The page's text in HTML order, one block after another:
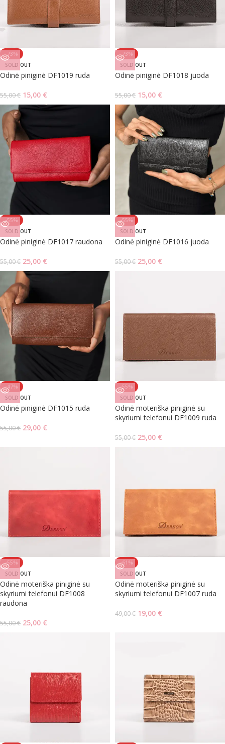
-73%
SOLD OUT
Odinė piniginė DF1019 ruda
55,00€ 15,00 €
-73%
SOLD OUT
Odinė piniginė DF1018 juoda
55,00€ 15,00 €
-55%
SOLD OUT
Odinė piniginė DF1017 raudona
55,00€ 25,00 €
-55%
SOLD OUT
Odinė piniginė DF1016 juoda
55,00€ 25,00 €
-47%
SOLD OUT
Odinė piniginė DF1015 ruda
55,00€ 29,00 €
-55%
SOLD OUT
Odinė moteriška piniginė su
skyriumi telefonui DF1009 ruda
55,00€ 25,00 €
-55%
SOLD OUT
Odinė moteriška piniginė su
skyriumi telefonui DF1008
raudona
55,00€ 25,00 €
-61%
SOLD OUT
Odinė moteriška piniginė su
skyriumi telefonui DF1007 ruda
49,00€ 19,00 €